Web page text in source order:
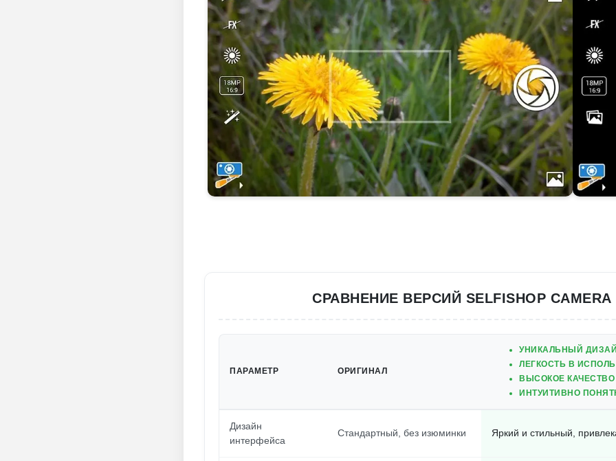
СРАВНЕНИЕ ВЕРСИЙ SELFISHOP CAMERA
ПАРАМЕТР ОРИГИНАЛ
УНИКАЛЬНЫЙ
ЛЕГКОСТЬ В
ВЫСОКОЕ
ИНТУИТИВНО
Дизайн
интерфейса
Стандартный, без изюминки Яркий и стильный,